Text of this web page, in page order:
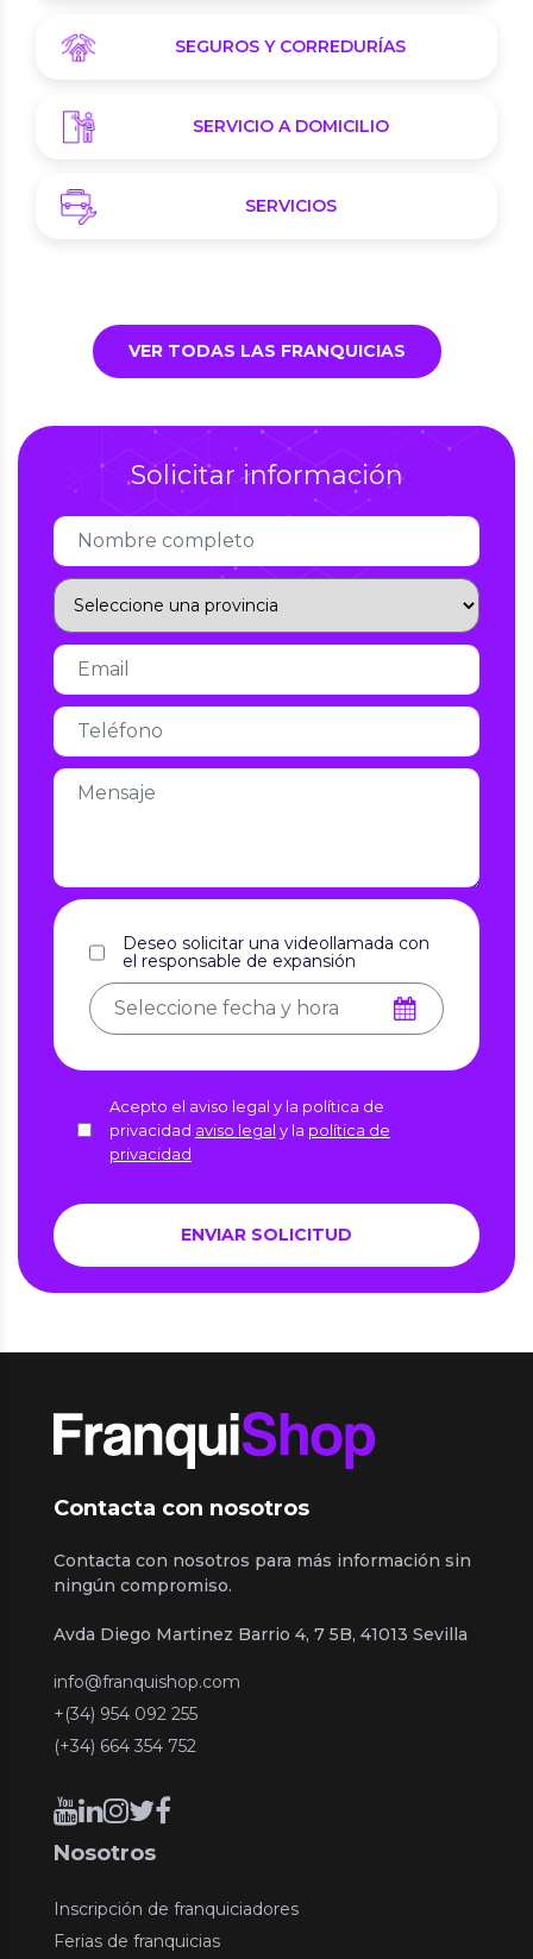
SEGUROS Y CORREDURÍAS
SERVICIO A DOMICILIO
SERVICIOS
VER TODAS LAS FRANQUICIAS
Solicitar información
Deseo solicitar una videollamada con
el responsable de expansión
Acepto el aviso legal y la política de
privacidad aviso legal y la política de
privacidad
Contacta con nosotros
Contacta con nosotros para más información sin
ningún compromiso.
Avda Diego Martinez Barrio 4, 7 5B, 41013 Sevilla
info@franquishop.com
+(34) 954 092 255
(+34) 664 354 752
Nosotros
Inscripción de franquiciadores
Ferias de franquicias